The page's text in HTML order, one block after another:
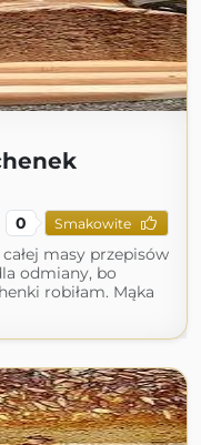
0 Smakowite
masy przepisów
odmiany, bo
robiłam. Mąka